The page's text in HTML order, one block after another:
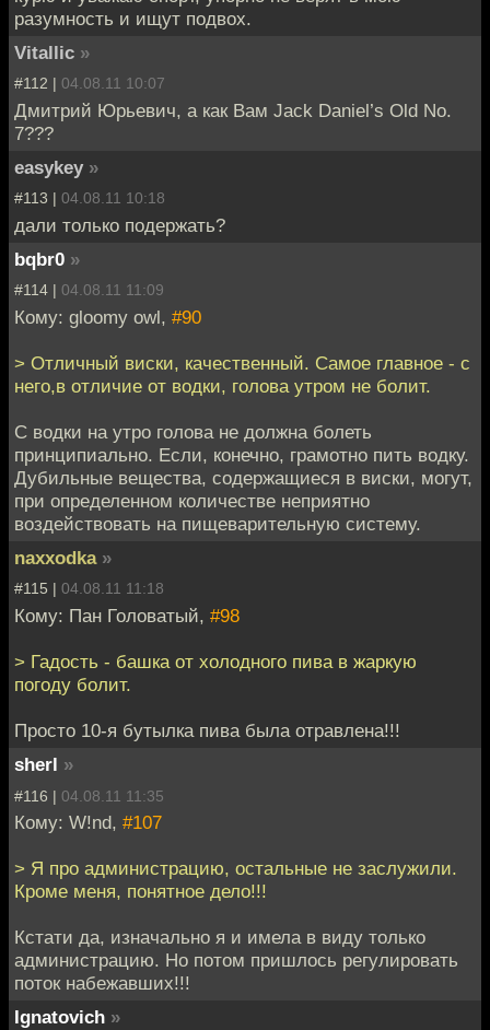
разумность и ищут подвох.
Vitallic »
#112 | 04.08.11 10:07
Дмитрий Юрьевич, а как Вам Jack Daniel’s Old No.
7???
easykey »
#113 | 04.08.11 10:18
дали только подержать?
bqbr0 »
#114 | 04.08.11 11:09
Кому: gloomy owl, #90
> Отличный виски, качественный. Самое главное - с
него,в отличие от водки, голова утром не болит.
С водки на утро голова не должна болеть
принципиально. Если, конечно, грамотно пить водку.
Дубильные вещества, содержащиеся в виски, могут,
при определенном количестве неприятно
воздействовать на пищеварительную систему.
naxxodka »
#115 | 04.08.11 11:18
Кому: Пан Головатый, #98
> Гадость - башка от холодного пива в жаркую
погоду болит.
Просто 10-я бутылка пива была отравлена!!!
sherl »
#116 | 04.08.11 11:35
Кому: W!nd, #107
> Я про администрацию, остальные не заслужили.
Кроме меня, понятное дело!!!
Кстати да, изначально я и имела в виду только
администрацию. Но потом пришлось регулировать
поток набежавших!!!
Ignatovich »